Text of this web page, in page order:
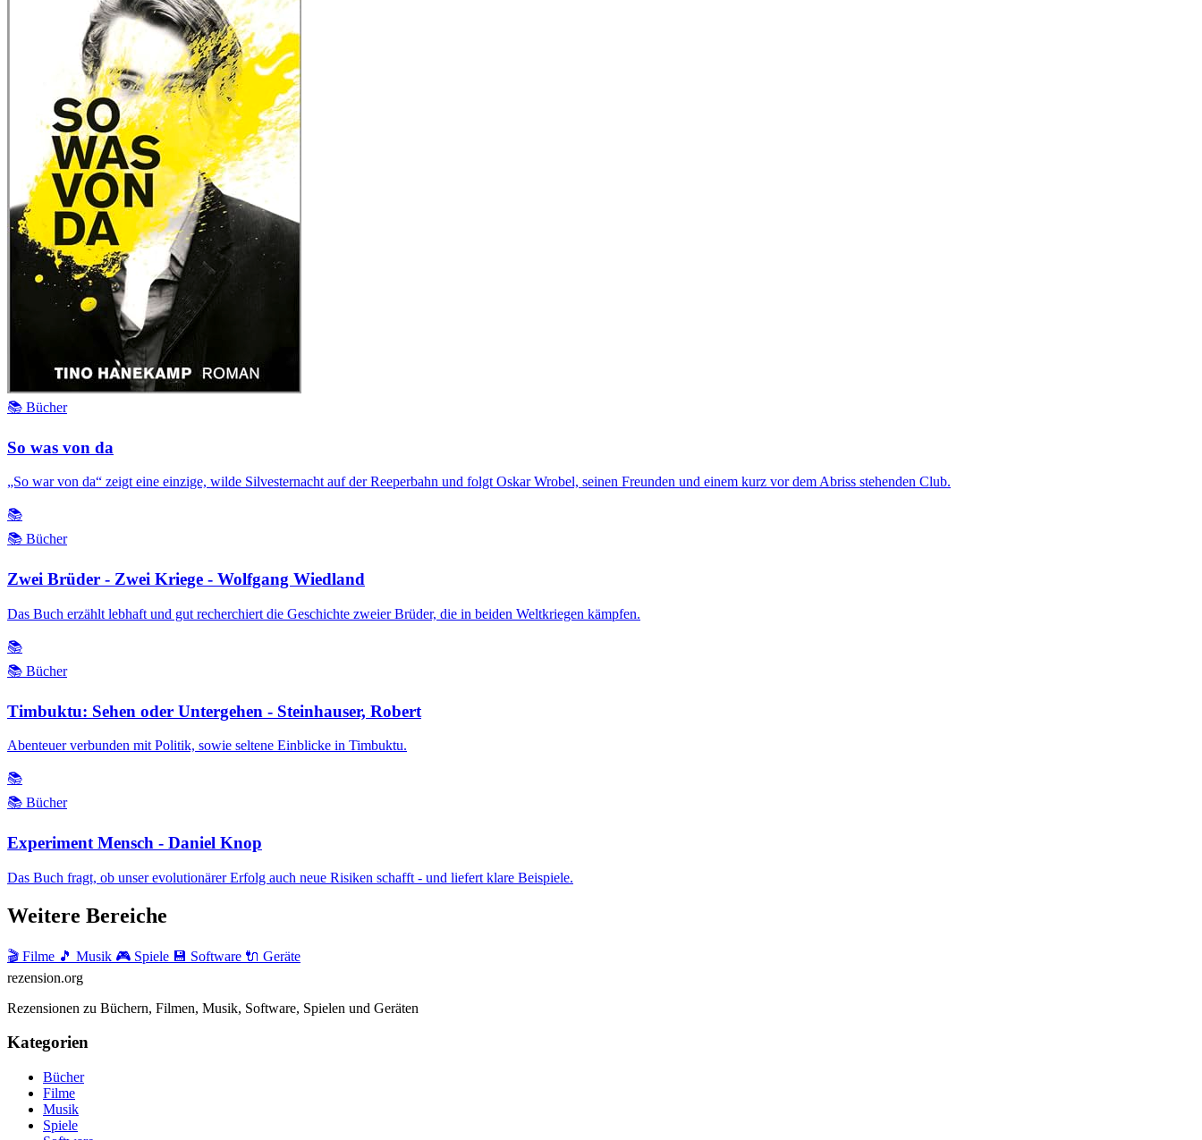
📚 Bücher
So was von da
„So war von da“ zeigt eine einzige, wilde Silvesternacht auf der Reeperbahn und folgt Oskar Wrobel, seinen Freunden und einem kurz vor dem Abriss stehenden Club.
📚
📚 Bücher
Zwei Brüder - Zwei Kriege - Wolfgang Wiedland
Das Buch erzählt lebhaft und gut recherchiert die Geschichte zweier Brüder, die in beiden Weltkriegen kämpfen.
📚
📚 Bücher
Timbuktu: Sehen oder Untergehen - Steinhauser, Robert
Abenteuer verbunden mit Politik, sowie seltene Einblicke in Timbuktu.
📚
📚 Bücher
Experiment Mensch - Daniel Knop
Das Buch fragt, ob unser evolutionärer Erfolg auch neue Risiken schafft - und liefert klare Beispiele.
Weitere Bereiche
🎬 Filme 🎵 Musik 🎮 Spiele 💾 Software 🔌 Geräte
rezension.org
Rezensionen zu Büchern, Filmen, Musik, Software, Spielen und Geräten
Kategorien
Bücher
Filme
Musik
Spiele